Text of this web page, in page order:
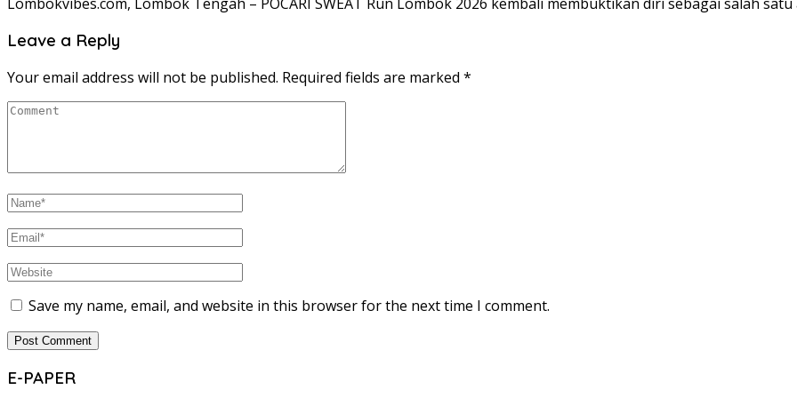
Leave a Reply
Your email address will not be published. Required fields are marked *
Save my name, email, and website in this browser for the next time I comment.
E-PAPER